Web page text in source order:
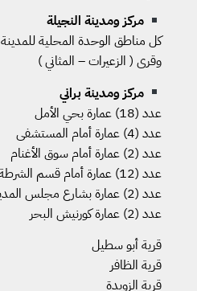
مركز ومدينة النجيلة
كل مناطق الوحدة المحلية للمدينة
وقرى ( الزعيرات – المثاني )
مركز ومدينة براني
عدد (18) عمارة بحي الأمل
عدد (4) عمارة أمام المستشفى
عدد (2) عمارة أمام سوق الأغنام
عدد (12) عمارة أمام قسم الشرطة
عدد (2) عمارة بشارع مجلس المدينة
عدد (2) عمارة كورنيش البحر
قرية أبو سطيل
قرية الظافر
قرية الزويدة